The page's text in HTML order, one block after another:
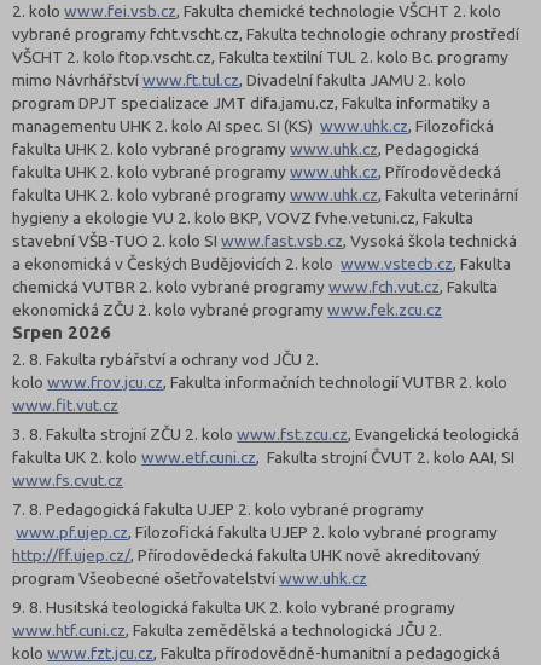
2. kolowww.fei.vsb.cz, Fakulta chemické technologie VŠCHT 2. kolo
vybrané programy fcht.vscht.cz, Fakulta technologie ochrany prostředí
VŠCHT 2. kolo ftop.vscht.cz, Fakulta textilní TUL 2. kolo Bc. programy
mimo Návrhářstvíwww.ft.tul.cz,Divadelní fakulta JAMU 2. kolo
program DPJT specializace JMT difa.jamu.cz, Fakulta informatiky a
managementu UHK 2. kolo AI spec. SI (KS)www.uhk.cz, Filozofická
fakulta UHK 2. kolo vybrané programywww.uhk.cz, Pedagogická
fakulta UHK 2. kolo vybrané programywww.uhk.cz,Přírodovědecká
fakulta UHK 2. kolo vybrané programywww.uhk.cz, Fakulta veterinární
hygieny a ekologie VU 2. kolo BKP, VOVZ fvhe.vetuni.cz,Fakulta
stavební VŠB-TUO 2. kolo SIwww.fast.vsb.cz,Vysoká škola technická
a ekonomická v Českých Budějovicích 2. kolo www.vstecb.cz,Fakulta
chemická VUTBR 2. kolo vybrané programywww.fch.vut.cz,Fakulta
ekonomická ZČU 2. kolo vybrané programywww.fek.zcu.cz
Srpen 2026
2. 8.Fakulta rybářství a ochrany vod JČU 2.
kolowww.frov.jcu.cz, Fakulta informačních technologií VUTBR 2. kolo
www.fit.vut.cz
3. 8.Fakulta strojní ZČU 2. kolowww.fst.zcu.cz, Evangelická teologická
fakulta UK 2. kolowww.etf.cuni.cz, Fakulta strojní ČVUT 2. kolo AAI, SI
www.fs.cvut.cz
7. 8. Pedagogická fakulta UJEP 2. kolo vybrané programy
www.pf.ujep.cz,Filozofická fakulta UJEP 2. kolo vybrané programy
http://ff.ujep.cz/,Přírodovědecká fakulta UHK nově akreditovaný
program Všeobecné ošetřovatelstvíwww.uhk.cz
9. 8. Husitská teologická fakulta UK 2. kolo vybrané programy
www.htf.cuni.cz,Fakulta zemědělská a technologická JČU 2.
kolowww.fzt.jcu.cz,Fakulta přírodovědně-humanitní a pedagogická